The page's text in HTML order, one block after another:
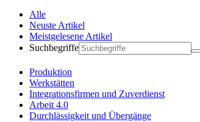
Alle
Neuste Artikel
Meistgelesene Artikel
Suchbegriffe
Produktion
Werkstätten
Integrationsfirmen und Zuverdienst
Arbeit 4.0
Durchlässigkeit und Übergänge